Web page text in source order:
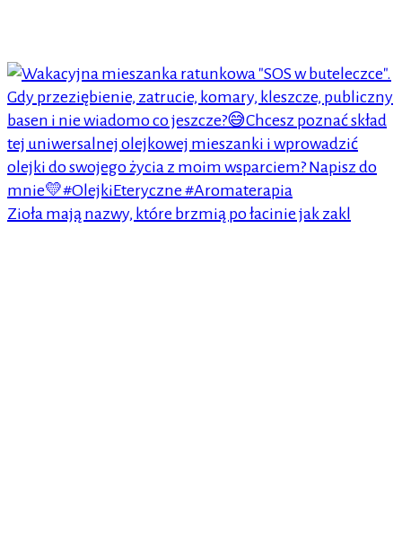
Zioła mają nazwy, które brzmią po łacinie jak zakl